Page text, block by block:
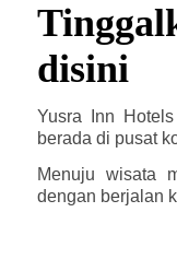
disini
Yusra Inn
berada di pusat
Menuju wisata
dengan berjalan